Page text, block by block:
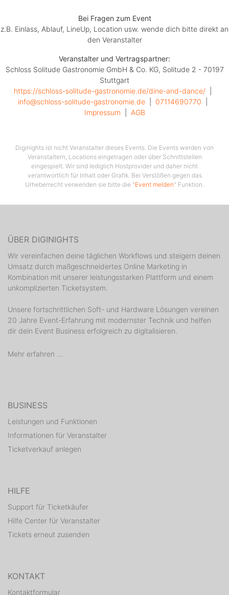
Bei Fragen zum Event
z.B. Einlass, Ablauf, LineUp, Location usw. wende dich bitte direkt an
den Veranstalter
Veranstalter und Vertragspartner:
Schloss Solitude Gastronomie GmbH & Co. KG, Solitude 2 - 70197
Stuttgart
https://schloss-solitude-gastronomie.de/dine-and-dance/
info@schloss-solitude-gastronomie.de
  |
07114690770
Impressum
AGB
Diginights ist nicht Veranstalter dieses Events. Die Events werden von
Veranstaltern, Locations eingetragen oder über Schnittstellen
eingespielt. Wir sind lediglich Hostprovider und daher nicht
verantwortlich für Inhalt oder Grafik. Bei Verstößen gegen das
Urheberrecht verwenden sie bitte die "Event melden" Funktion.
ÜBER DIGINIGHTS
Wir vereinfachen deine täglichen Workflows und steigern deinen
Umsatz durch maßgeschneidertes Online Marketing in
Kombination mit unserer leistungsstarken Plattform und einem
unkomplizierten Ticketsystem.
Unsere fortschrittlichen Soft- und Hardware Lösungen vereinen
20 Jahre Event-Erfahrung mit modernster Technik und helfen
dir dein Event Business erfolgreich zu digitalisieren.
Mehr erfahren ...
BUSINESS
Leistungen und Funktionen
Informationen für Veranstalter
Ticketverkauf anlegen
HILFE
Support für Ticketkäufer
Hilfe Center für Veranstalter
Tickets erneut zusenden
KONTAKT
Kontaktformular